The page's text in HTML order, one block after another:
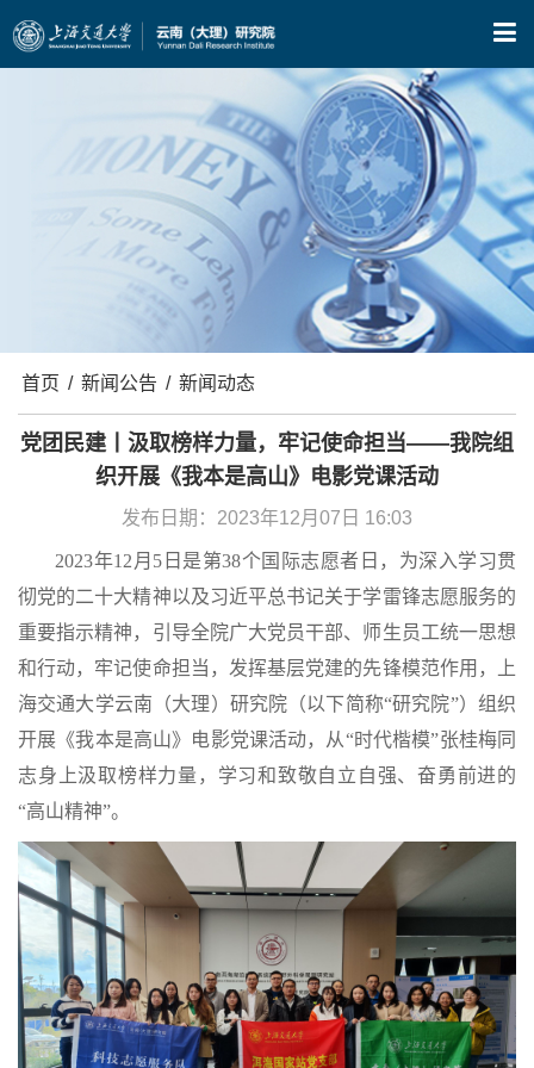
X
首页 / 新闻公告 / 新闻动态
党团民建丨汲取榜样力量，牢记使命担当——我院组
织开展《我本是高山》电影党课活动
发布日期：2023年12月07日 16:03
2023年12月5日是第38个国际志愿者日，为深入学习贯
彻党的二十大精神以及习近平总书记关于学雷锋志愿服务的
重要指示精神，引导全院广大党员干部、师生员工统一思想
和行动，牢记使命担当，发挥基层党建的先锋模范作用，上
海交通大学云南（大理）研究院（以下简称“研究院”）组织
开展《我本是高山》电影党课活动，从“时代楷模”张桂梅同
志身上汲取榜样力量，学习和致敬自立自强、奋勇前进的
“高山精神”。